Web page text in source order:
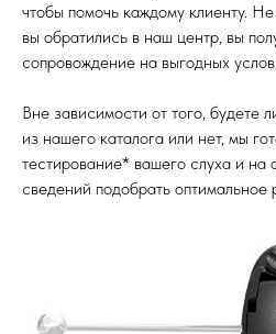
чтобы помочь каждому клиенту.
вы обратились в наш центр, вы
сопровождение на выгодных
Вне зависимости от того, будете
из нашего каталога или нет, мы
тестирование* вашего слуха и на
сведений подобрать оптимальное